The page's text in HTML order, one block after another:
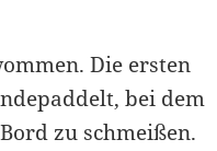
Die ersten
bei dem
zu schmeißen.